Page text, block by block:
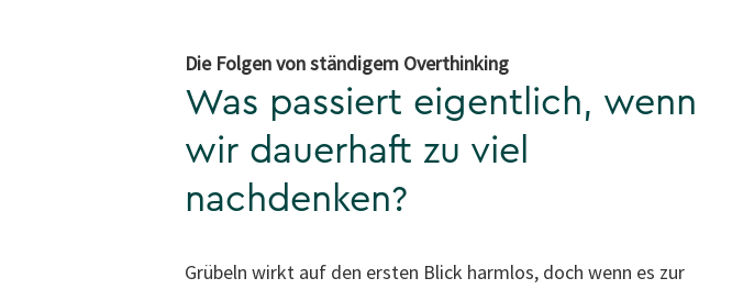
Die Folgen von ständigem Overthinking
Was passiert eigentlich, wenn
wir dauerhaft zu viel
nachdenken?
Grübeln wirkt auf den ersten Blick harmlos, doch wenn es zur